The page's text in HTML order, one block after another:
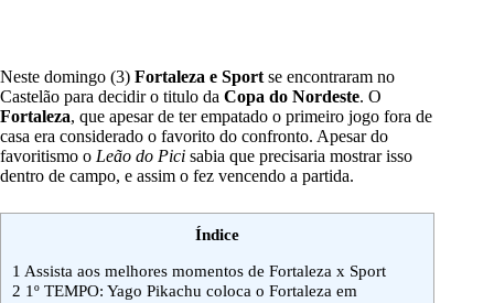
Neste domingo (3) Fortaleza e Sport se encontraram no
Castelão para decidir o titulo da Copa do Nordeste. O
Fortaleza, que apesar de ter empatado o primeiro jogo fora de
casa era considerado o favorito do confronto. Apesar do
favoritismo o Leão do Pici sabia que precisaria mostrar isso
dentro de campo, e assim o fez vencendo a partida.
Índice
1 Assista aos melhores momentos de Fortaleza x Sport
2 1º TEMPO: Yago Pikachu coloca o Fortaleza em